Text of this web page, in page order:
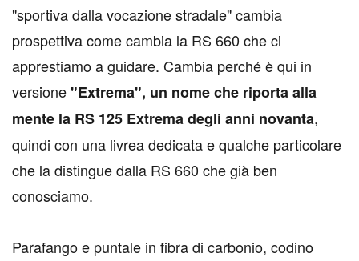
"sportiva dalla vocazione stradale" cambia
prospettiva come cambia la RS 660 che ci
apprestiamo a guidare. Cambia perché è qui in
versione"Extrema", un nome che riporta alla
mente la RS 125 Extrema degli anni novanta,
quindi con una livrea dedicata e qualche particolare
che la distingue dalla RS 660 che già ben
conosciamo.
Parafango e puntale in fibra di carbonio, codino